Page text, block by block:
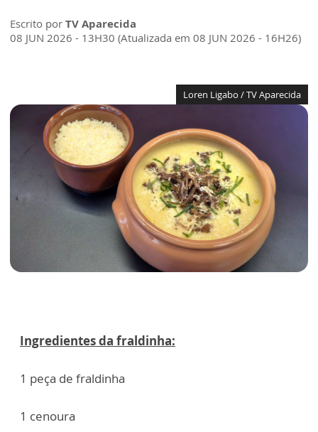
Escrito por TV Aparecida
08 JUN 2026 - 13H30 (Atualizada em 08 JUN 2026 - 16H26)
Loren Ligabo / TV Aparecida
Ingredientes da fraldinha:
1 peça de fraldinha
1 cenoura